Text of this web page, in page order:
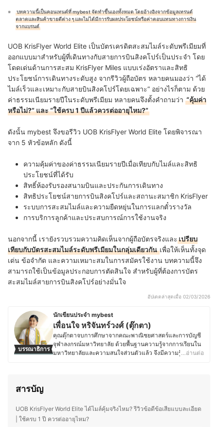
บทความนี้เป็นคอนเทนต์ที่ mybest จัดทำขึ้นเองทั้งหมด โดยอ้างอิงจากข้อมูลเทรนด์
ตลาดและสินค้าขายดีต่าง ๆ และไม่ได้มีการรับผลประโยชน์หรือค่าตอบแทนทางการเงิน
จากแบรนด์
UOB KrisFlyer World Elite เป็นบัตรเครดิตสะสมไมล์ระดับพรีเมียมที่
ออกแบบมาสำหรับผู้ที่เดินทางกับสายการบินสิงคโปร์เป็นประจำ โดย
โดดเด่นด้านการสะสม KrisFlyer Miles แบบเร่งอัตราและสิทธิ
ประโยชน์การเดินทางระดับสูง จากรีวิวผู้ถือบัตร หลายคนมองว่า “ได้
ไมล์เร็วและเหมาะกับสายบินสิงคโปร์โดยเฉพาะ” อย่างไรก็ตาม ด้วย
ค่าธรรมเนียมรายปีในระดับพรีเมียม หลายคนจึงตั้งคำถามว่า “คุ้มค่า
หรือไม่?” และ “ใช้ครบ 1 ปีแล้วควรต่ออายุไหม?”
ดังนั้น mybest จึงขอรีวิว UOB KrisFlyer World Elite โดยพิจารณา
จาก 5 หัวข้อหลัก ดังนี้
ความคุ้มค่าของค่าธรรมเนียมรายปีเมื่อเทียบกับไมล์และสิทธิ
ประโยชน์ที่ได้รับ
สิทธิ์ห้องรับรองสนามบินและประกันการเดินทาง
สิทธิประโยชน์สายการบินสิงคโปร์และสถานะสมาชิก KrisFlyer
ระบบการสะสมไมล์และความยืดหยุ่นในการแลกตั๋วรางวัล
การบริการลูกค้าและประสบการณ์การใช้งานจริง
นอกจากนี้ เรายังรวบรวมความคิดเห็นจากผู้ถือบัตรจริงและเปรียบ
เทียบกับบัตรสะสมไมล์ระดับพรีเมียมในกลุ่มเดียวกันเพื่อให้เห็นทั้งจุด
เด่น ข้อจำกัด และความเหมาะสมในการสมัครใช้งาน บทความนี้จึง
สามารถใช้เป็นข้อมูลประกอบการตัดสินใจ สำหรับผู้ที่ต้องการบัตร
สะสมไมล์สายการบินสิงคโปร์อย่างมั่นใจ
อัปเดตล่าสุดเมื่อ 02/03/2026
บรรณาธิการ
นักเขียนประจำ mybest
เพื่อนใจ หริจันทร์วงศ์ (ตุ๊กตา)
คุณตุ๊กตาจบการศึกษาจากคณะพาณิชยศาสตร์และการบัญชี
จุฬาลงกรณ์มหาวิทยาลัย ด้วยพื้นฐานความรู้จากการเรียนใน
มหาวิทยาลัยและความสนใจส่วนตัวแล้ว จึงมีความรู้ความ
ยาวได้อย่างมั่นคง รวมทั้งยังมีแพลนที่จะลงคอร์สเรียนต่าง ๆ
เพื่อนำมาต่อยอดความรู้เดิมอีกด้วย ปัจจุบันคุณตุ๊กตาช่วย
งานธุรกิจส่วนตัวของครอบครัวและเป็นนักเขียนอิสระ ซึ่ง
…อ่านต่อ
สารบัญ
UOB KrisFlyer World Elite ได้ไมล์คุ้มจริงไหม? รีวิวข้อดีข้อเสียแบบละเอียด
| ใช้ครบ 1 ปี ควรต่ออายุไหม?